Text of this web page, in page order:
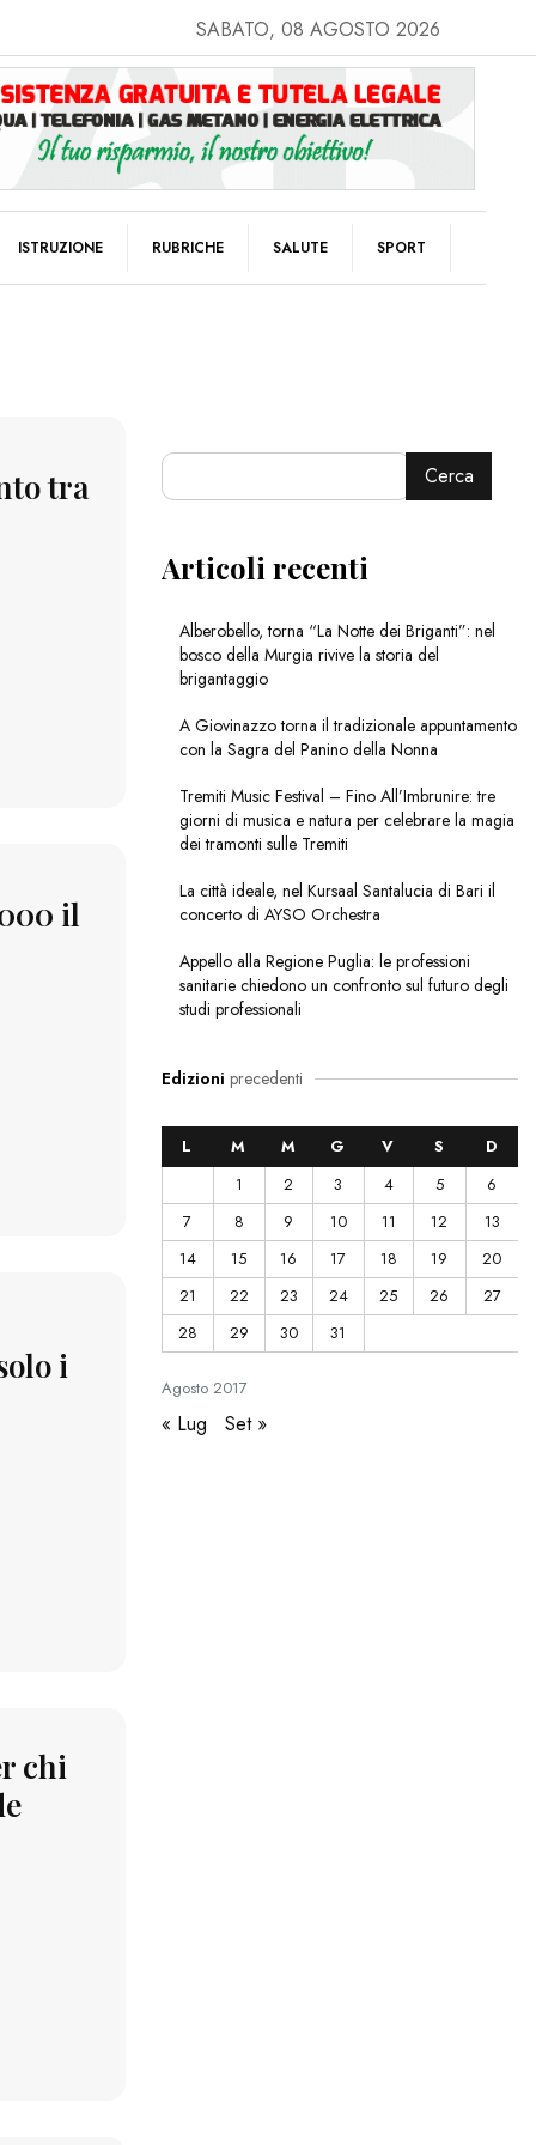
SABATO, 08 AGOSTO 2026
ISTRUZIONE RUBRICHE SALUTE SPORT
tra
il
i
chi
Cerca
Articoli recenti
Alberobello, torna “La Notte dei Briganti”: nel
bosco della Murgia rivive la storia del
brigantaggio
A Giovinazzo torna il tradizionale appuntamento
con la Sagra del Panino della Nonna
Tremiti Music Festival – Fino All’Imbrunire: tre
giorni di musica e natura per celebrare la magia
dei tramonti sulle Tremiti
La città ideale, nel Kursaal Santalucia di Bari il
concerto di AYSO Orchestra
Appello alla Regione Puglia: le professioni
sanitarie chiedono un confronto sul futuro degli
studi professionali
Edizioni precedenti
Agosto2017
L M M G V S
D
1
2 3 4 5
6
7
8 9 10 11 12
13
14
15 16 17 18 19
20
21
22 23 24 25 26
27
28
29 30 31
« Lug Set »